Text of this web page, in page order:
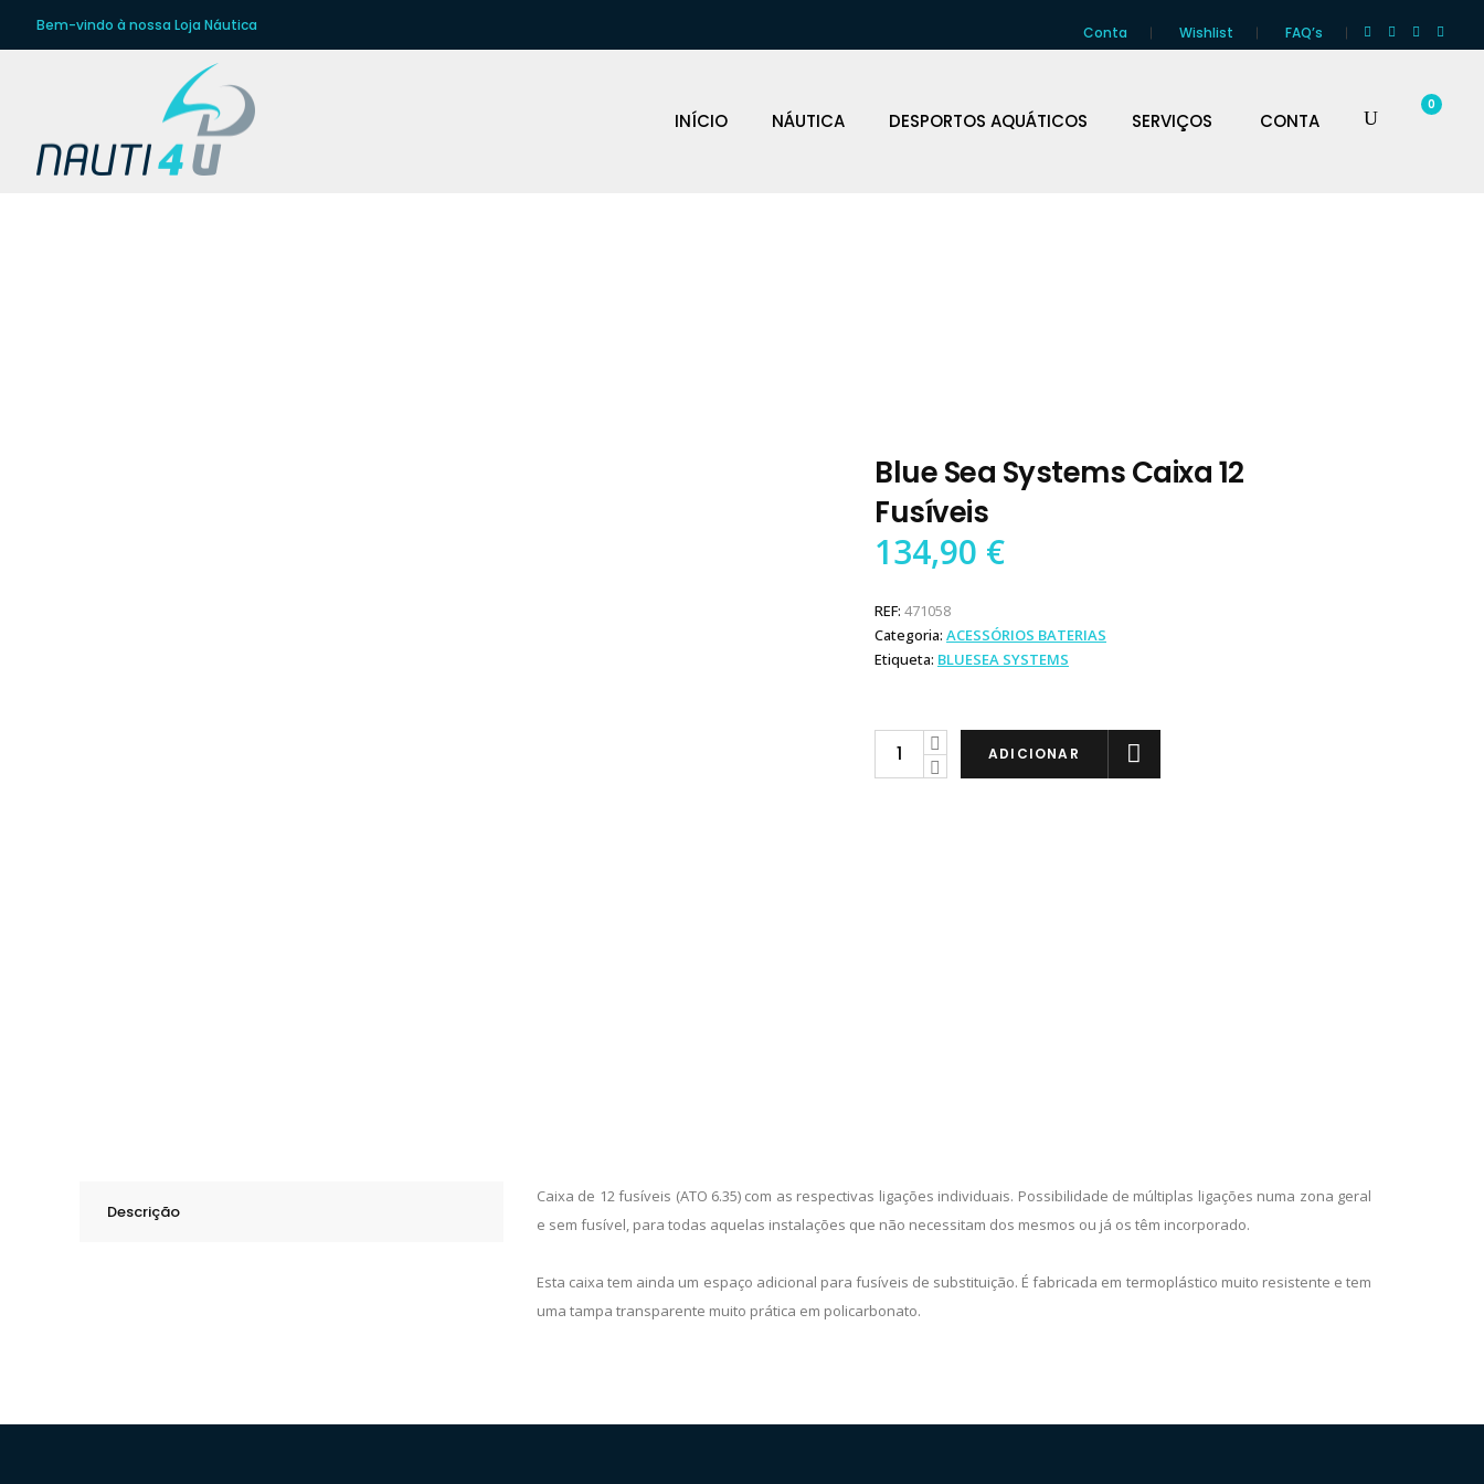
Bem-vindo à nossa Loja Náutica Conta Wishlist FAQ’s
INÍCIO NÁUTICA DESPORTOS AQUÁTICOS SERVIÇOS CONTA
0
Blue Sea Systems Caixa 12
Fusíveis
134,90 €
REF: 471058
Categoria: ACESSÓRIOS BATERIAS
Etiqueta: BLUESEA SYSTEMS
Blue
ADICIONAR
Descrição
Caixa de 12 fusíveis (ATO 6.35) com as respectivas ligações individuais. Possibilidade de múltiplas ligações numa zona geral
e sem fusível, para todas aquelas instalações que não necessitam dos mesmos ou já os têm incorporado.
Esta caixa tem ainda um espaço adicional para fusíveis de substituição. É fabricada em termoplástico muito resistente e tem
uma tampa transparente muito prática em policarbonato.